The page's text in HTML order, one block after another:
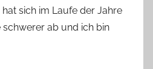
sich im Laufe der Jahre
ab und ich bin